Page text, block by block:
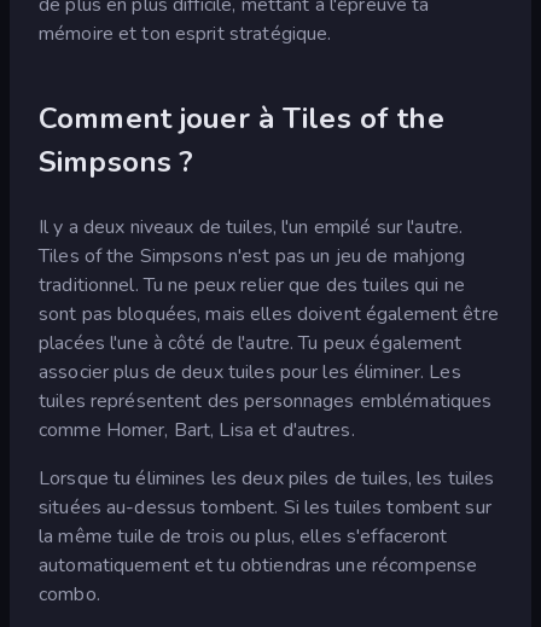
mémoire et ton esprit stratégique.
Comment jouer à Tiles of the
Simpsons ?
Il y a deux niveaux de tuiles, l'un empilé sur l'autre.
Tiles of the Simpsons n'est pas un jeu de mahjong
traditionnel. Tu ne peux relier que des tuiles qui ne
sont pas bloquées, mais elles doivent également être
placées l'une à côté de l'autre. Tu peux également
associer plus de deux tuiles pour les éliminer. Les
tuiles représentent des personnages emblématiques
comme Homer, Bart, Lisa et d'autres.
Lorsque tu élimines les deux piles de tuiles, les tuiles
situées au-dessus tombent. Si les tuiles tombent sur
la même tuile de trois ou plus, elles s'effaceront
automatiquement et tu obtiendras une récompense
combo.